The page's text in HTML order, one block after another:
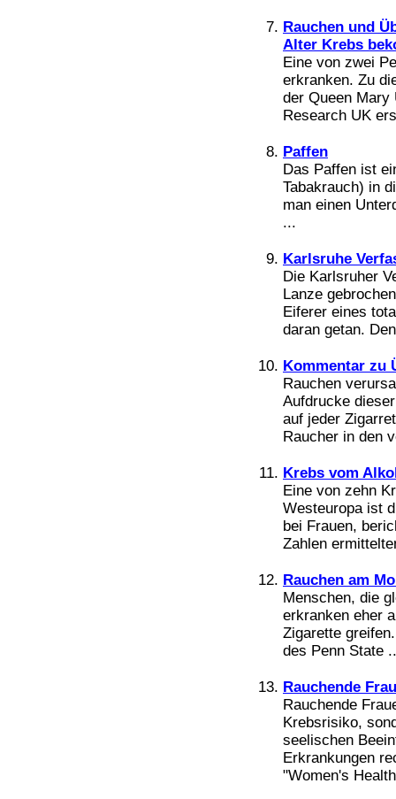
Rauchen und
Alter Krebs
Eine von zwei
erkranken. Zu
der Queen Mary
Research UK
Paffen
Das Paffen ist
Tabakrauch) in
man einen
...
Karlsruhe
Die Karlsruher
Lanze
Eiferer eines
daran getan.
Kommentar zu
Rauchen
Aufdrucke
auf jeder
Raucher in den
Krebs vom
Eine von zehn
Westeuropa ist
bei Frauen,
Zahlen
Rauchen am
Menschen, die
erkranken eher
Zigarette
des Penn State
Rauchende
Rauchende
Krebsrisiko,
seelischen
Erkrankungen
"Women's